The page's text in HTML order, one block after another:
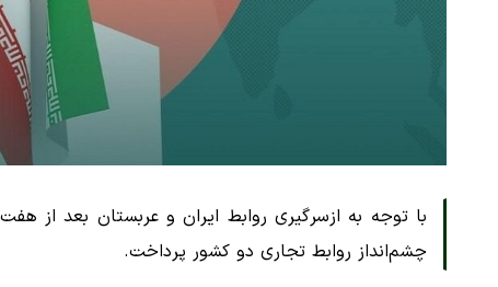
با توجه به ازسرگیری روابط ایران و عربستان بعد از
چشم‌انداز روابط تجاری دو کشور پرداخت.